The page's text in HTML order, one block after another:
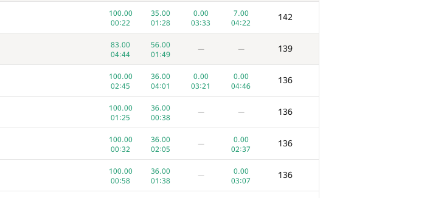
100.00
00:22
35.00
01:28
0.00
03:33
7.00
04:22
142
83.00
04:44
56.00
01:49
— — 139
100.00
02:45
36.00
04:01
0.00
03:21
0.00
04:46
136
100.00
01:25
36.00
00:38
— — 136
100.00
00:32
36.00
02:05
—
0.00
02:37
136
100.00
00:58
36.00
01:38
—
0.00
03:07
136